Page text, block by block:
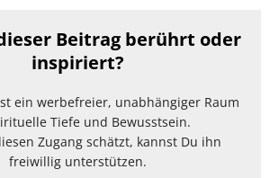
Beitrag berührt oder
inspiriert?
ein werbefreier, unabhängiger Raum
Tiefe und Bewusstsein.
Zugang schätzt, kannst Du ihn
freiwillig unterstützen.